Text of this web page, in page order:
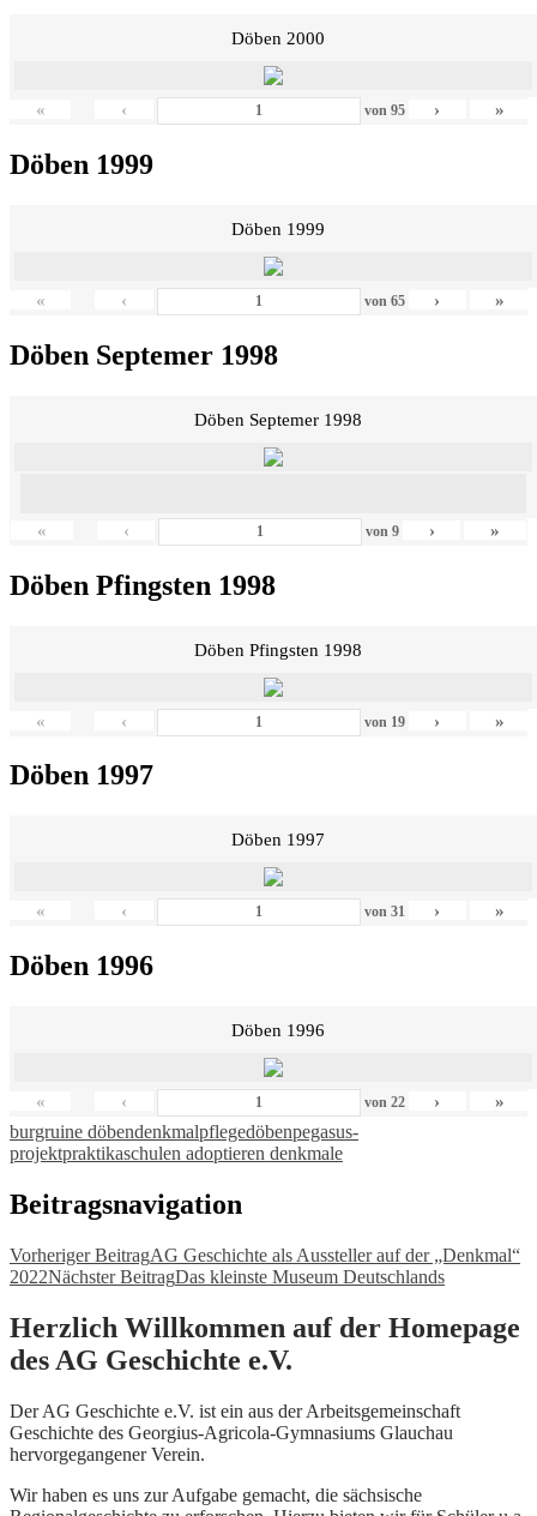
Döben 2000
« ‹ von 95 › »
Döben 1999
Döben 1999
« ‹ von 65 › »
Döben Septemer 1998
Döben Septemer 1998
« ‹ von9 › »
Döben Pfingsten 1998
Döben Pfingsten 1998
« ‹ von 19 › »
Döben 1997
Döben 1997
« ‹ von 31 › »
Döben 1996
Döben 1996
« ‹ von 22 › »
burgruine döbendenkmalpflegedöbenpegasus-
projektpraktikaschulen adoptieren denkmale
Beitragsnavigation
Vorheriger BeitragAG Geschichte als Aussteller auf der „Denkmal“
2022Nächster BeitragDas kleinste Museum Deutschlands
Herzlich Willkommen auf der Homepage
des AG Geschichte e.V.
Der AG Geschichte e.V. ist ein aus der Arbeitsgemeinschaft
Geschichte des Georgius-Agricola-Gymnasiums Glauchau
hervorgegangener Verein.
Wir haben es uns zur Aufgabe gemacht, die sächsische